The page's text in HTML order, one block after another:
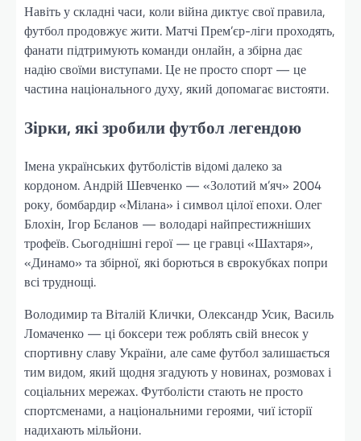
Навіть у складні часи, коли війна диктує свої правила,
футбол продовжує жити. Матчі Прем’єр-ліги проходять,
фанати підтримують команди онлайн, а збірна дає
надію своїми виступами. Це не просто спорт — це
частина національного духу, який допомагає вистояти.
Зірки, які зробили футбол легендою
Імена українських футболістів відомі далеко за
кордоном. Андрій Шевченко — «Золотий м’яч» 2004
року, бомбардир «Мілана» і символ цілої епохи. Олег
Блохін, Ігор Бєланов — володарі найпрестижніших
трофеїв. Сьогоднішні герої — це гравці «Шахтаря»,
«Динамо» та збірної, які борються в єврокубках попри
всі труднощі.
Володимир та Віталій Клички, Олександр Усик, Василь
Ломаченко — ці боксери теж роблять свій внесок у
спортивну славу України, але саме футбол залишається
тим видом, який щодня згадують у новинах, розмовах і
соціальних мережах. Футболісти стають не просто
спортсменами, а національними героями, чиї історії
надихають мільйони.